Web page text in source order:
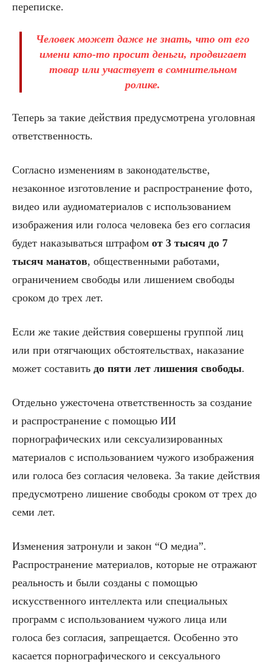
переписке.
Человек может даже не знать, что от его
имени кто-то просит деньги, продвигает
товар или участвует в сомнительном
ролике.
Теперь за такие действия предусмотрена уголовная
ответственность.
Согласно изменениям в законодательстве,
незаконное изготовление и распространение фото,
видео или аудиоматериалов с использованием
изображения или голоса человека без его согласия
будет наказываться штрафом от 3 тысяч до 7
тысяч манатов, общественными работами,
ограничением свободы или лишением свободы
сроком до трех лет.
Если же такие действия совершены группой лиц
или при отягчающих обстоятельствах, наказание
может составить до пяти лет лишения свободы.
Отдельно ужесточена ответственность за создание
и распространение с помощью ИИ
порнографических или сексуализированных
материалов с использованием чужого изображения
или голоса без согласия человека. За такие действия
предусмотрено лишение свободы сроком от трех до
семи лет.
Изменения затронули и закон “О медиа”.
Распространение материалов, которые не отражают
реальность и были созданы с помощью
искусственного интеллекта или специальных
программ с использованием чужого лица или
голоса без согласия, запрещается. Особенно это
касается порнографического и сексуального